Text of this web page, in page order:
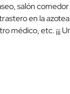
salón
en la
etc. ¡¡¡